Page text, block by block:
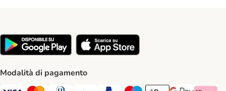
Modalità di pagamento